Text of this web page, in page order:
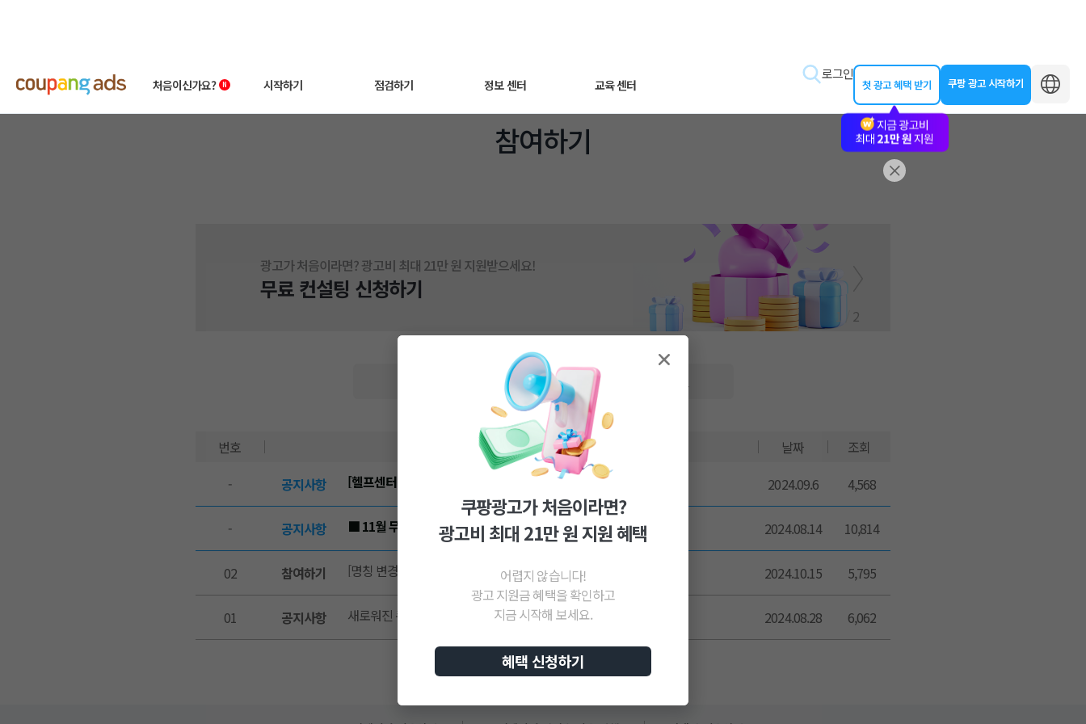
처음이신가요? 시작하기 점검하기
성과 분석하기
정보 센터
광고 노하우
교육 센터
동영상 교육
제작 가이드
로그인
첫 광고 혜택 받기 쿠팡 광고 시작하기
참여하기
광고가 처음이라면? 광고비 최대 21만 원 지원받으세요!
무료 컨설팅 신청하기
1 2
공지사항 이벤트
번호 제목 날짜
조회
-
공지사항 [헬프센터 & 콜센터] 도움이 필요하신가요? 2024.09.6 4,568
- 공지사항 ■ 11월 무료 온라인 광고 교육 – 선착순 접수 21 2024.08.14 10,814
02 참여하기 [명칭 변경] 쿠팡 광고 조직의 새로운 이름, Coupang Ads 2024.10.15 5,795
01 공지사항 새로워진 쿠팡애즈 공식 홈 활용 가이드 12 2024.08.28 6,062
쿠팡광고가 처음이라면?
광고비 최대 21만 원 지원 혜택
어렵지 않습니다!
광고 지원금 혜택을 확인하고
지금 시작해 보세요.
혜택 신청하기